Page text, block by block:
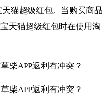
猫超级红包。当购买商品
天猫超级红包时在使用淘